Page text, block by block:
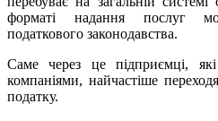
форматі надання послуг
податкового законодавства.
Саме через це підприємці,
компаніями, найчастіше
податку.